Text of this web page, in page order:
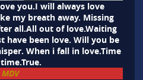
you.I will always love
my breath away. Missing
all.All out of love.Waiting
have been love. Will you be
When i fall in love.Time
MDV